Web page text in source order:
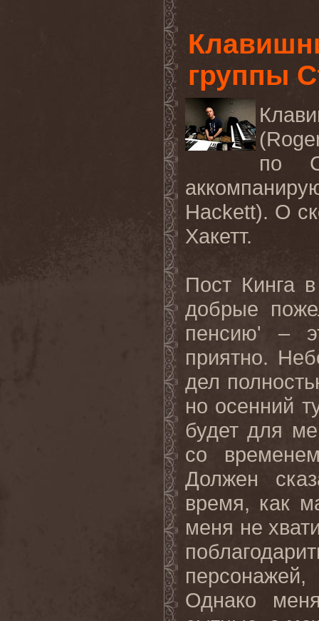
группы
(
по
Hackett). О
Хакетт.
Пост Кинга
добрые
пенсию' –
приятно.
дел
но осенний
будет для
со
Должен
время, как
меня не
персонажей
Однако